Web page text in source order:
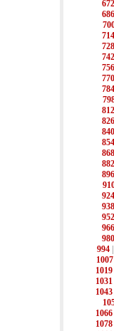
672
686
714
728
742
756
770
784
812
826
840
854
868
882
896
924
938
952
966
980
994
1007
1019
1031
1043
1066
1078